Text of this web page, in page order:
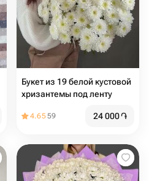
Букет из 19 белой кустовой
хризантемы под ленту
4.6559 24 000֏